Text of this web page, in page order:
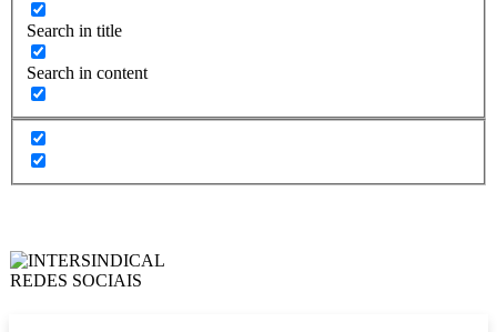
Search in title
Search in content